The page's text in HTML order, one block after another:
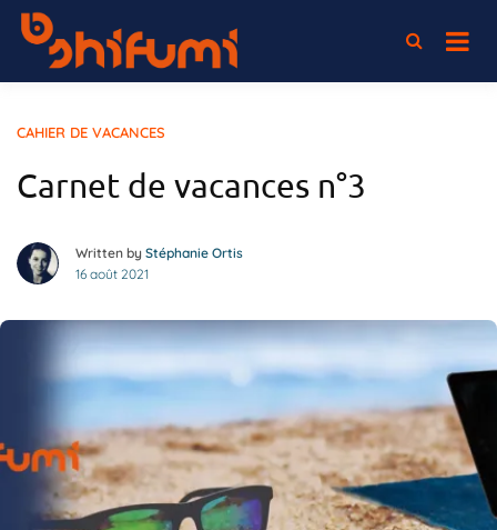
Passer
contenu
L'association 100% elearning
CAHIER DE VACANCES
Carnet de vacances n°3
Written by Stéphanie Ortis
16 août 2021